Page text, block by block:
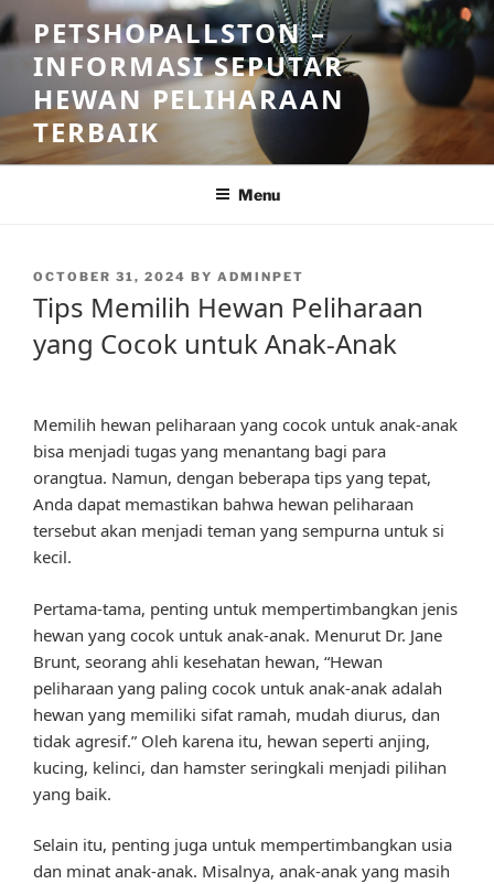
Skip
to
content
PETSHOPALLSTON –
INFORMASI SEPUTAR
HEWAN PELIHARAAN
TERBAIK
Menu
POSTED
ON
OCTOBER 31, 2024 BY ADMINPET
Tips Memilih Hewan Peliharaan
yang Cocok untuk Anak-Anak
Memilih hewan peliharaan yang cocok untuk anak-anak
bisa menjadi tugas yang menantang bagi para
orangtua. Namun, dengan beberapa tips yang tepat,
Anda dapat memastikan bahwa hewan peliharaan
tersebut akan menjadi teman yang sempurna untuk si
kecil.
Pertama-tama, penting untuk mempertimbangkan jenis
hewan yang cocok untuk anak-anak. Menurut Dr. Jane
Brunt, seorang ahli kesehatan hewan, “Hewan
peliharaan yang paling cocok untuk anak-anak adalah
hewan yang memiliki sifat ramah, mudah diurus, dan
tidak agresif.” Oleh karena itu, hewan seperti anjing,
kucing, kelinci, dan hamster seringkali menjadi pilihan
yang baik.
Selain itu, penting juga untuk mempertimbangkan usia
dan minat anak-anak. Misalnya, anak-anak yang masih